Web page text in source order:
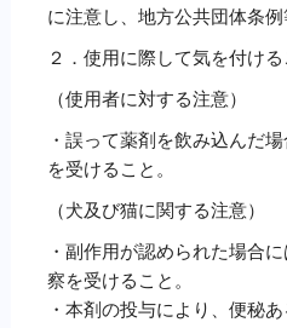
に注意し、地方公共団体条例
２．使用に際して気を付ける
（使用者に対する注意）
・誤って薬剤を飲み込んだ
を受けること。
（犬及び猫に関する注意）
・副作用が認められた場合
察を受けること。
・本剤の投与により、便秘